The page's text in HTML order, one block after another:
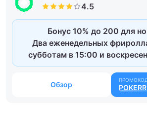
Бонус 10% до 200 для
Два еженедельных
субботам в 15:00 и
Обзор